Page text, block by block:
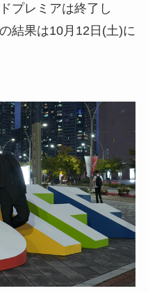
プレミアは終了し
結果は10月12日(土)に